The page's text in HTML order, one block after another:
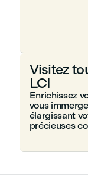
Visitez
LCI
Enrichissez
vous
élargissant
précieuses